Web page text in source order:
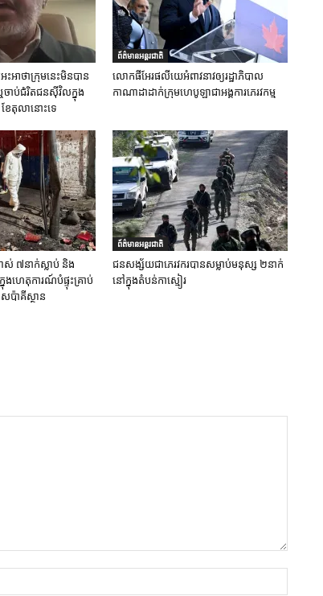
ះអាថាក្រុមនេះមិនបាន
ចាប់ជំរិតជនស៊ីវិលក្នុង
ខែតុលានោះទេ
ព័ត៌មានអន្តរជាតិ
លោកផីអែរផលីយេអំពាវនាវឲ្យរដ្ឋាភិបាល
កាណាដាដាក់ក្រុមហេបូឡាជាអង្គការភេរវកម្ម
៧នាក់ស្លាប់ និង
ងហេតុការណ៍បំផ្ទុះគ្រាប់
ប៉ាគីស្ថាន
ព័ត៌មានអន្តរជាតិ
ជនសង្ស័យជាភេរវករបានសម្លាប់មនុស្ស ២នាក់
នៅក្នុងតំបន់កាស្មៀរ